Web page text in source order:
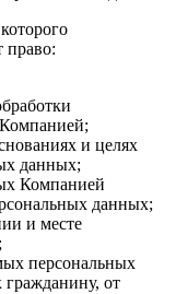
право:
и целях
данных;
Компанией
данных;
и месте
персональных
от